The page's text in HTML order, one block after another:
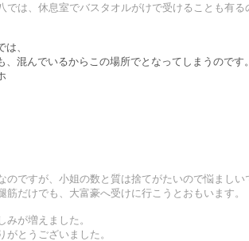
では、休息室でバスタオルがけで受けることも有る
は、
、混んでいるからこの場所でとなってしまうのです。
のですが、小姐の数と質は捨てがたいので悩ましい
筋だけでも、大富豪へ受けに行こうとおもいます。
みが増えました。
がとうございました。